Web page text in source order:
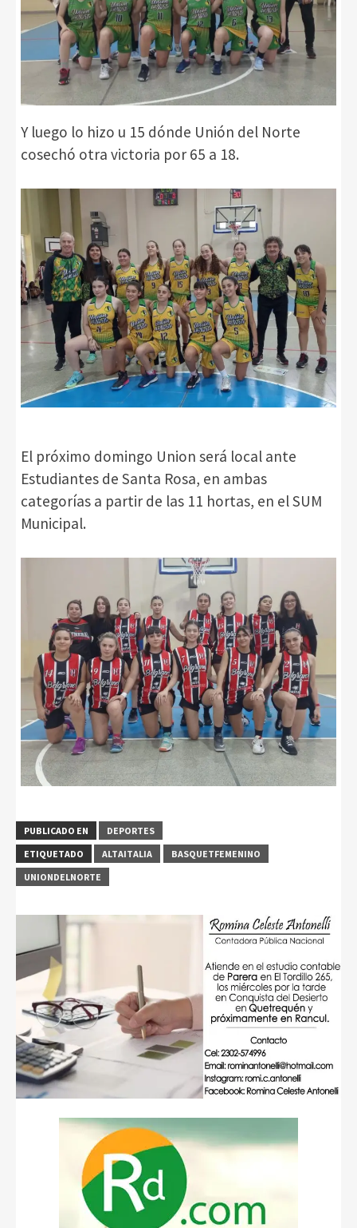
Y luego lo hizo u 15 dónde Unión del Norte
cosechó otra victoria por 65 a 18.
El próximo domingo Union será local ante
Estudiantes de Santa Rosa, en ambas
categorías a partir de las 11 hortas, en el SUM
Municipal.
PUBLICADO EN
DEPORTES
ETIQUETADO
ALTAITALIA
BASQUETFEMENINO
UNIONDELNORTE